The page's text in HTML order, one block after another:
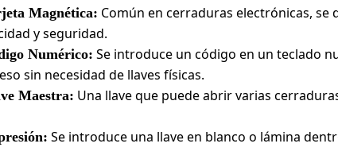
Magnética: Común en cerraduras electrónicas,
y seguridad.
Numérico: Se introduce un código en un teclado
sin necesidad de llaves físicas.
Maestra: Una llave que puede abrir varias
Se introduce una llave en blanco o lámina